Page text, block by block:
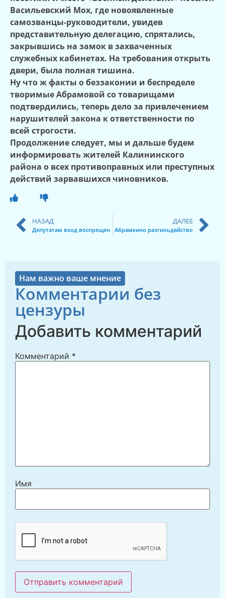
Васильевский Мох, где новоявленные
самозванцы-руководители, увидев
представительную делегацию, спрятались,
закрывшись на замок в захваченных
служебных кабинетах. На требования открыть
двери, была полная тишина.
Ну что ж факты о беззаконии и беспределе
творимые Абрамовой со товарищами
подтвердились, теперь дело за привлечением
нарушителей закона к ответственности по
всей строгости.
Продолжение следует, мы и дальше будем
информировать жителей Калининского
района о всех противоправных или преступных
действий зарвавшихся чиновников.
НАЗАД
Депутатам вход воспрещен
ДАЛЕЕ
Абрамкино разгильдяйство
Нам важно ваше мнение
Комментарии без
цензуры
Добавить комментарий
Комментарий *
Имя